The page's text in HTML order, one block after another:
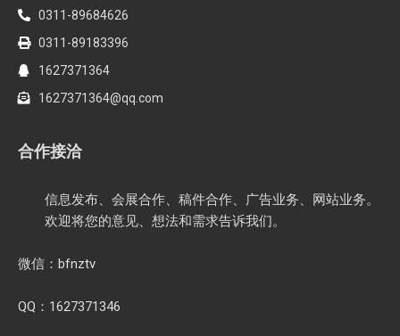
0311-89684626
0311-89183396
1627371364
1627371364@qq.com
合作接洽
信息发布、会展合作、稿件合作、广告业务、网站业务。
欢迎将您的意见、想法和需求告诉我们。
微信：bfnztv
QQ：1627371346